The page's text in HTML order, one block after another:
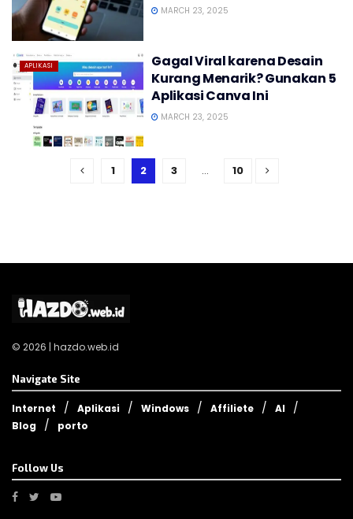
MARCH 23, 2025
APLIKASI
Gagal Viral karena Desain
Kurang Menarik? Gunakan 5
Aplikasi Canva Ini
MARCH 23, 2025
1 2 3 … 10
© 2026 | hazdo.web.id
Navigate Site
Internet Aplikasi Windows Affiliete
AI
Blog
porto
Follow Us